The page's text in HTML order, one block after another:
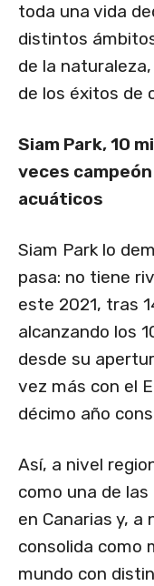
toda una vida
distintos
de la
de los éxitos de
Siam Park, 10
veces
acuáticos
Siam Park lo
pasa: no tiene
este 2021, tras
alcanzando los
desde su
vez más con el
décimo año
Así, a nivel
como una de
en Canarias y, a
consolida como
mundo con